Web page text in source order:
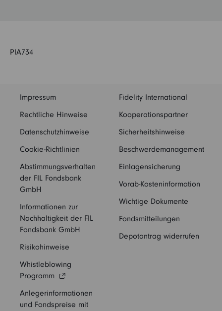
PIA734
Impressum
Rechtliche Hinweise
Datenschutzhinweise
Cookie-Richtlinien
Abstimmungsverhalten
der FIL Fondsbank
GmbH
Informationen zur
Nachhaltigkeit der FIL
Fondsbank GmbH
Risikohinweise
Whistleblowing
Programm
Anlegerinformationen
und Fondspreise mit
Fidelity International
Kooperationspartner
Sicherheitshinweise
Beschwerdemanagement
Einlagensicherung
Vorab-Kosteninformation
Wichtige Dokumente
Fondsmitteilungen
Depotantrag widerrufen